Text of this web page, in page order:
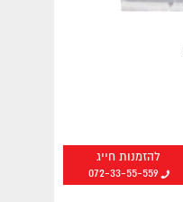
להזמנות חייג
072-33-55-559